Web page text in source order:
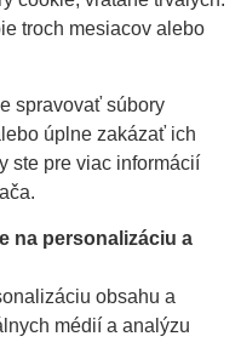
troch mesiacov alebo
spravovať súbory
úplne zakázať ich
ste pre viac informácií
na personalizáciu a
obsahu a
médií a analýzu